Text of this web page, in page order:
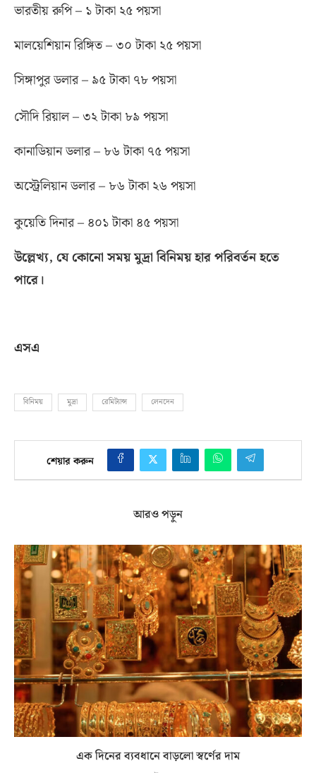
ভারতীয় রুপি – ১ টাকা ২৫ পয়সা
মালয়েশিয়ান রিঙ্গিত – ৩০ টাকা ২৫ পয়সা
সিঙ্গাপুর ডলার – ৯৫ টাকা ৭৮ পয়সা
সৌদি রিয়াল – ৩২ টাকা ৮৯ পয়সা
কানাডিয়ান ডলার – ৮৬ টাকা ৭৫ পয়সা
অস্ট্রেলিয়ান ডলার – ৮৬ টাকা ২৬ পয়সা
কুয়েতি দিনার – ৪০১ টাকা ৪৫ পয়সা
উল্লেখ্য, যে কোনো সময় মুদ্রা বিনিময় হার পরিবর্তন হতে
পারে।
এসএ
বিনিময় মুদ্রা রেমিট্যান্স লেনদেন
শেয়ার করুন
আরও পড়ুন
এক দিনের ব্যবধানে বাড়লো স্বর্ণের দাম